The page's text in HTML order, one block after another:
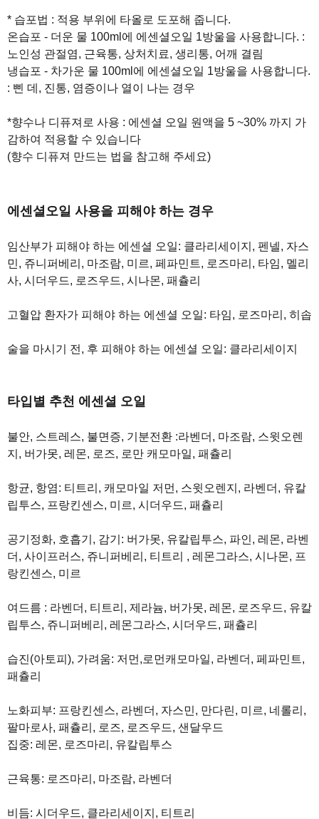
* 습포법 : 적용 부위에 타올로 도포해 줍니다.
온습포 - 더운 물 100ml에 에센셜오일 1방울을 사용합니다. :
노인성 관절염, 근육통, 상처치료, 생리통, 어깨 결림
냉습포 - 차가운 물 100ml에 에센셜오일 1방울을 사용합니다.
: 삔 데, 진통, 염증이나 열이 나는 경우
*향수나 디퓨져로 사용 : 에센셜 오일 원액을 5 ~30% 까지 가
감하여 적용할 수 있습니다
(향수 디퓨져 만드는 법을 참고해 주세요)
에센셜오일 사용을 피해야 하는 경우
임산부가 피해야 하는 에센셜 오일: 클라리세이지, 펜넬, 자스
민, 쥬니퍼베리, 마조람, 미르, 페파민트, 로즈마리, 타임, 멜리
사, 시더우드, 로즈우드, 시나몬, 패츌리
고혈압 환자가 피해야 하는 에센셜 오일: 타임, 로즈마리, 히솝
술을 마시기 전, 후 피해야 하는 에센셜 오일: 클라리세이지
타입별 추천 에센셜 오일
불안, 스트레스, 불면증, 기분전환 :라벤더, 마조람, 스윗오렌
지, 버가못, 레몬, 로즈, 로만 캐모마일, 패츌리
항균, 항염: 티트리, 캐모마일 저먼, 스윗오렌지, 라벤더, 유칼
립투스, 프랑킨센스, 미르, 시더우드, 패츌리
공기정화, 호흡기, 감기: 버가못, 유칼립투스, 파인, 레몬, 라벤
더, 사이프러스, 쥬니퍼베리, 티트리 , 레몬그라스, 시나몬, 프
랑킨센스, 미르
여드름 : 라벤더, 티트리, 제라늄, 버가못, 레몬, 로즈우드, 유칼
립투스, 쥬니퍼베리, 레몬그라스, 시더우드, 패츌리
습진(아토피), 가려움: 저먼,로먼캐모마일, 라벤더, 페파민트,
패츌리
노화피부: 프랑킨센스, 라벤더, 자스민, 만다린, 미르, 네롤리,
팔마로사, 패츌리, 로즈, 로즈우드, 샌달우드
집중: 레몬, 로즈마리, 유칼립투스
근육통: 로즈마리, 마조람, 라벤더
비듬: 시더우드, 클라리세이지, 티트리